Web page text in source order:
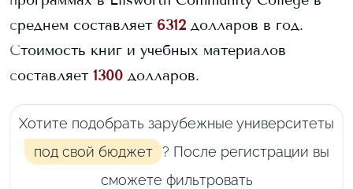
среднем составляет 6312 долларов в год.
Стоимость книг и учебных материалов
составляет 1300 долларов.
Хотите подобрать зарубежные университеты
под свой бюджет ? После регистрации вы
сможете фильтровать